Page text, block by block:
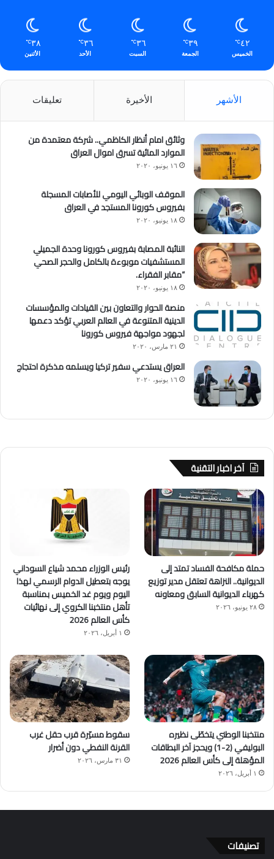
٤٢℃
الخميس
٣٩℃
الجمعة
٣٦℃
السبت
٣٦℃
الأحد
٣٨℃
الأثنين
الأشهر الأخيرة تعليقات
وثائق امام أنظار الكاظمي.. شركة معتمدة من
الموارد المائية تسرق اموال العراق
١٦ يونيو، ٢٠٢٠
الموقف الوبائي اليومي للأصابات المسجلة
بفيروس كورونا المستجد في العراق
١٨ يونيو، ٢٠٢٠
النائبة المصابة بفيروس كورونا وحدة الجميلي
المستشفيات موبوءة بالكامل والحجر الصحي
“مقابر الفقراء.
١٨ يونيو، ٢٠٢٠
منصة الحوار والتعاون بين القيادات والمؤسسات
الدينية المتنوعة في العالم العربي تؤكد دعمها
لجهود مواجهة فيروس كورونا
٢١ مارس، ٢٠٢٠
العراق يستدعي سفير تركيا ويسلمه مذكرة احتجاج
١٦ يونيو، ٢٠٢٠
آخر اخبار التقنية
حملة مكافحة الفساد تمتد إلى
الديوانية.. النزاهة تعتقل مدير توزيع
كهرباء الديوانية السابق ومعاونه
٢٨ يونيو، ٢٠٢٦
رئيس الوزراء محمد شياع السوداني
يوجه بتعطيل الدوام الرسمي لهذا
اليوم ويوم غد الخميس بمناسبة
تأهل منتخبنا الكروي إلى نهائيات
كأس العالم 2026
١ أبريل، ٢٠٢٦
منتخبنا الوطني يتخطّى نظيره
البوليفي (2-1) ويحجز آخر البطاقات
المؤهلة إلى كأس العالم 2026
١ أبريل، ٢٠٢٦
سقوط مسيّرة قرب حقل غرب
القرنة النفطي دون أضرار
٣١ مارس، ٢٠٢٦
تصنيفات